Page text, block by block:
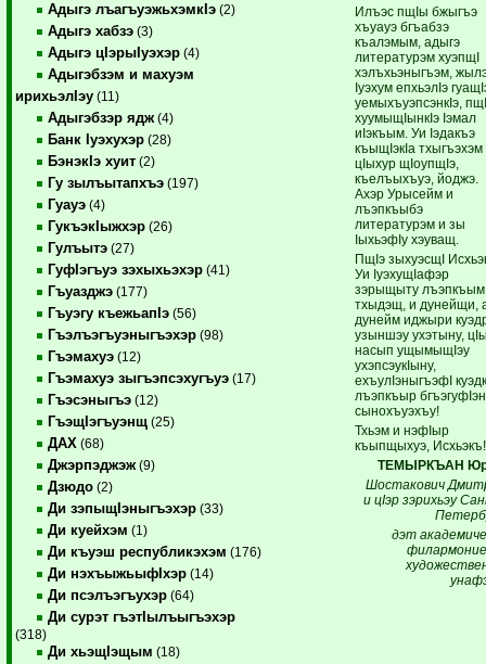
Адыгэ лъагъуэжьхэмкIэ (2)
Адыгэ хабзэ (3)
Адыгэ цIэрыIуэхэр (4)
Адыгэбзэм и махуэм
ирихьэлIэу (11)
Адыгэбзэр ядж (4)
Банк Iуэхухэр (28)
БэнэкIэ хуит (2)
Гу зылъытапхъэ (197)
Гуауэ (4)
ГукъэкIыжхэр (26)
Гулъытэ (27)
ГуфIэгъуэ зэхыхьэхэр (41)
Гъуазджэ (177)
Гъуэгу къежьапIэ (56)
Гъэлъэгъуэныгъэхэр (98)
Гъэмахуэ (12)
Гъэмахуэ зыгъэпсэхугъуэ (17)
Гъэсэныгъэ (12)
ГъэщIэгъуэнщ (25)
ДАХ (68)
Джэрпэджэж (9)
Дзюдо (2)
Ди зэпыщIэныгъэхэр (33)
Ди куейхэм (1)
Ди къуэш республикэхэм (176)
Ди нэхъыжьыфIхэр (14)
Ди псэлъэгъухэр (64)
Ди сурэт гъэтIылъыгъэхэр
(318)
Ди хьэщIэщым (18)
Илъэс пщІы бжыгъэ
хъуауэ бгъабзэ
къалэмым, адыгэ
литературэм хуэпщІ
хэлъхьэныгъэм,
Іуэхум епхьэлІэ
уемыхъуэпсэнкІэ,
хуумыщІынкІэ Іэмал
иІэкъым. Уи Іэдакъэ
къыщІэкІа тхыгъэхэм
цІыхур щІоупщІэ,
къелъыхъуэ, йоджэ.
Ахэр Урысейм и
лъэпкъыбэ
литературэм и зы
ІыхьэфІу хэуващ.
ПщІэ зыхуэсщІ
Уи ІуэхущІафэр
зэрыщыту
тхыдэщ, и дунейщи,
дунейм иджыри
узыншэу ухэтыну,
насып ущымыщІэу
ухэпсэукІыну,
ехъулІэныгъэфІ
лъэпкъыр
сынохъуэхъу!
Тхьэм и нэфІыр
къыпщыхуэ, Исхьэкъ!
ТЕМЫРКЪАН
Шостакович
и цІэр зэрихьэу
дэт